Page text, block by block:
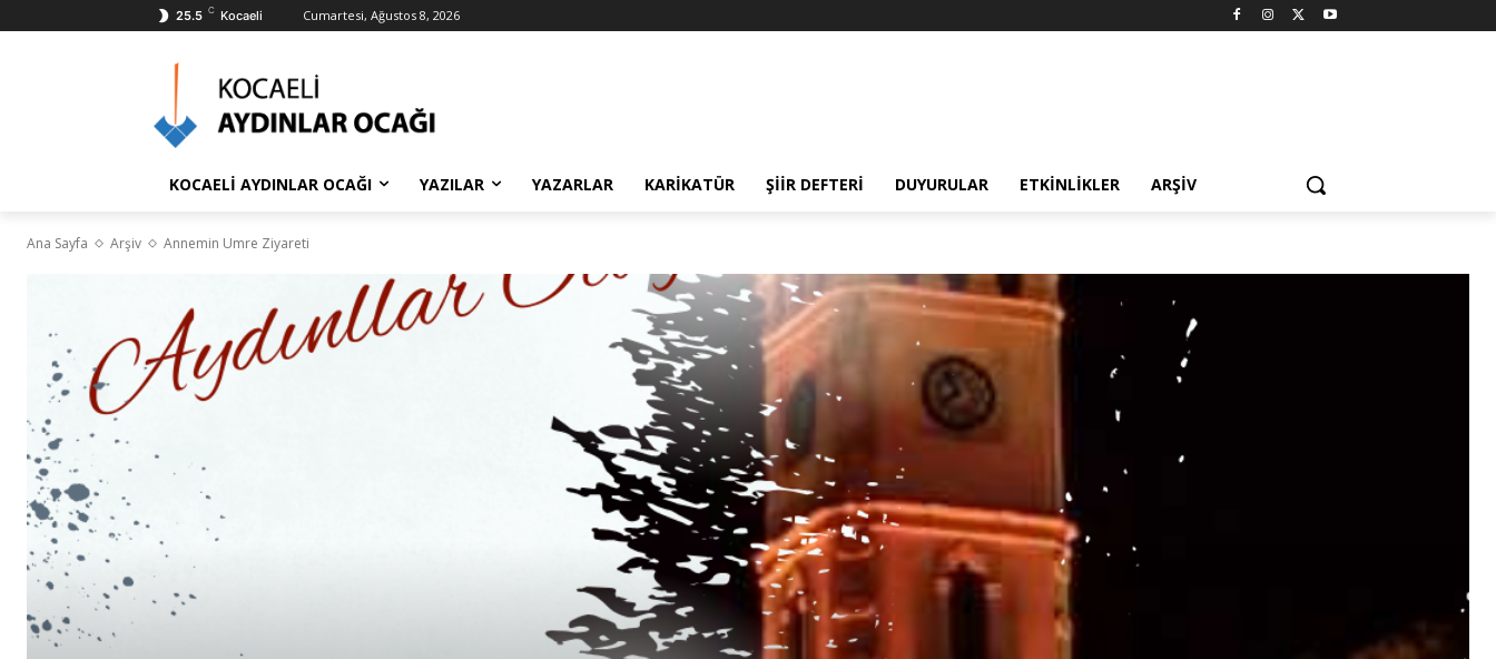
25.5 C Kocaeli Cumartesi, Ağustos 8, 2026
KOCAELİ AYDINLAR OCAĞI YAZILAR YAZARLAR KARIKATÜR ŞIIR DEFTERI DUYURULAR ETKINLIKLER ARŞIV
Ana Sayfa Arşiv Annemin Umre Ziyareti